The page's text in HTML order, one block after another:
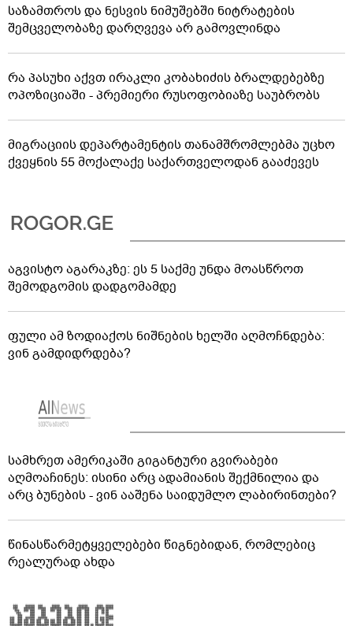
საზამთროს და ნესვის ნიმუშებში ნიტრატების
შემცველობაზე დარღვევა არ გამოვლინდა
რა პასუხი აქვთ ირაკლი კობახიძის ბრალდებებზე
ოპოზიციაში - პრემიერი რუსოფობიაზე საუბრობს
მიგრაციის დეპარტამენტის თანამშრომლებმა უცხო
ქვეყნის 55 მოქალაქე საქართველოდან გააძევეს
აგვისტო აგარაკზე: ეს 5 საქმე უნდა მოასწროთ
შემოდგომის დადგომამდე
ფული ამ ზოდიაქოს ნიშნების ხელში აღმოჩნდება:
ვინ გამდიდრდება?
სამხრეთ ამერიკაში გიგანტური გვირაბები
აღმოაჩინეს: ისინი არც ადამიანის შექმნილია და
არც ბუნების - ვინ ააშენა საიდუმლო ლაბირინთები?
წინასწარმეტყველებები წიგნებიდან, რომლებიც
რეალურად ახდა